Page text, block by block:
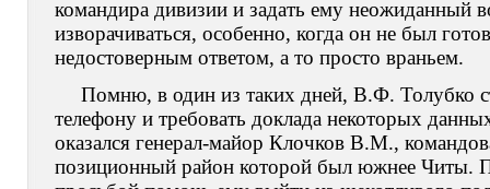
командира дивизии и задать ему неожиданный
изворачиваться, особенно, когда он не был
недостоверным ответом, а то просто враньем.
Помню, в один из таких дней, В.Ф. Толубко
телефону и требовать доклада некоторых
оказался генерал-майор Клочков В.М.,
позиционный район которой был южнее Читы.